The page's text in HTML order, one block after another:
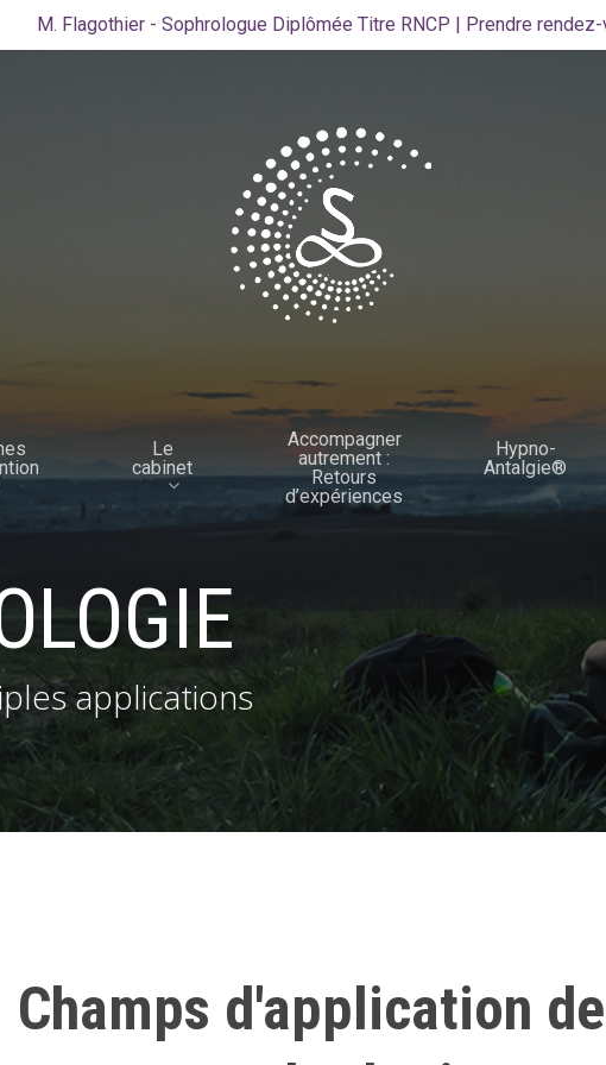
M. Flagothier - Sophrologue Diplômée Titre RNCP | Prendre
Le
cabinet
Accompagner
autrement :
Retours
d’expériences
Hypno-
Antalgie®
applications
Champs d'application